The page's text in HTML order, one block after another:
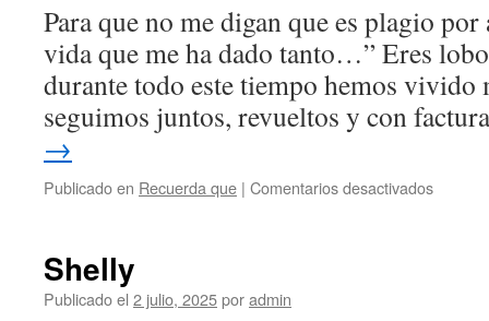
Para que no me digan que es plagio
vida que me ha dado tanto…” Eres
durante todo este tiempo hemos vivido
seguimos juntos, revueltos y con
→
Publicado en Recuerda que | Comentarios desactivadosen
Shelly
Publicado el 2 julio, 2025poradmin